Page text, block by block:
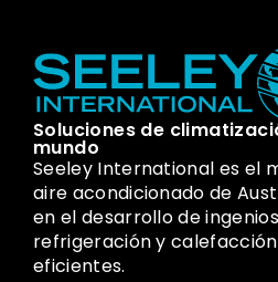
Soluciones de
mundo
Seeley International es el
aire acondicionado de
en el desarrollo de
refrigeración y
eficientes.